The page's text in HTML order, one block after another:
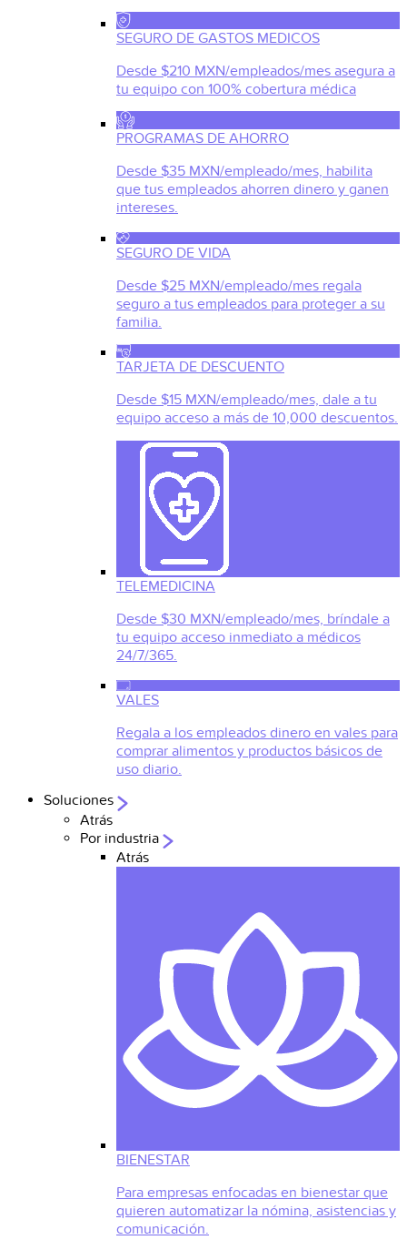
SEGURO DE GASTOS MEDICOS
Desde $210 MXN/empleados/mes asegura a
tu equipo con 100% cobertura médica
PROGRAMAS DE AHORRO
Desde $35 MXN/empleado/mes, habilita
que tus empleados ahorren dinero y ganen
intereses.
SEGURO DE VIDA
Desde $25 MXN/empleado/mes regala
seguro a tus empleados para proteger a su
familia.
TARJETA DE DESCUENTO
Desde $15 MXN/empleado/mes, dale a tu
equipo acceso a más de 10,000 descuentos.
TELEMEDICINA
Desde $30 MXN/empleado/mes, bríndale a
tu equipo acceso inmediato a médicos
24/7/365.
VALES
Regala a los empleados dinero en vales para
comprar alimentos y productos básicos de
uso diario.
Soluciones
Atrás
Por industria
Atrás
BIENESTAR
Para empresas enfocadas en bienestar que
quieren automatizar la nómina, asistencias y
comunicación.